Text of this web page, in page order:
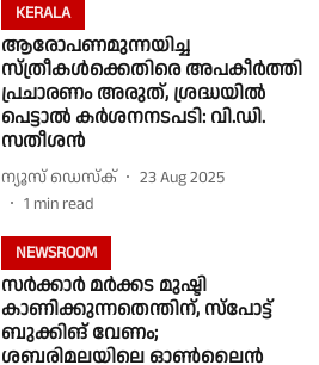
KERALA
ആരോപണമുന്നയിച്ച
സ്ത്രീകൾക്കെതിരെ അപകീർത്തി
പ്രചാരണം അരുത്, ശ്രദ്ധയിൽ
പെട്ടാൽ കർശനനടപടി: വി.ഡി.
സതീശൻ
ന്യൂസ് ഡെസ്ക്
23 Aug 2025
1 min read
NEWSROOM
സർക്കാർ മർക്കട മുഷ്ടി
കാണിക്കുന്നതെന്തിന്, സ്പോട്ട്
ബുക്കിങ് വേണം;
ശബരിമലയിലെ ഓണ്‍ലൈന്‍